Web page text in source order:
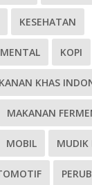
KESEHATAN
KOPI
KHAS
MAKANAN
MOBIL MUDIK